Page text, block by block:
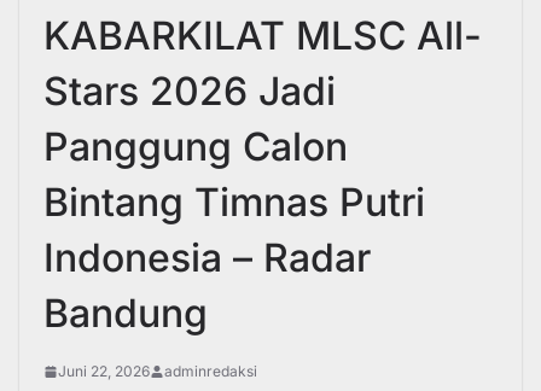
KABARKILAT MLSC All-
Stars 2026 Jadi
Panggung Calon
Bintang Timnas Putri
Indonesia – Radar
Bandung
Juni 22, 2026 adminredaksi